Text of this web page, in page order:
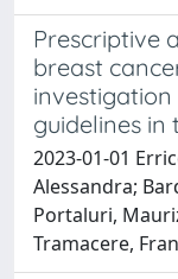
Prescriptive
breast
guidelines in
2023-01-01
Alessandra;
Portaluri,
Tramacere,